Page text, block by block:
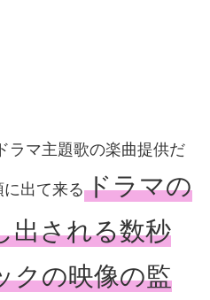
ラマ主題歌の楽曲提供だ
出て来るドラマの
出される数秒
クの映像の監